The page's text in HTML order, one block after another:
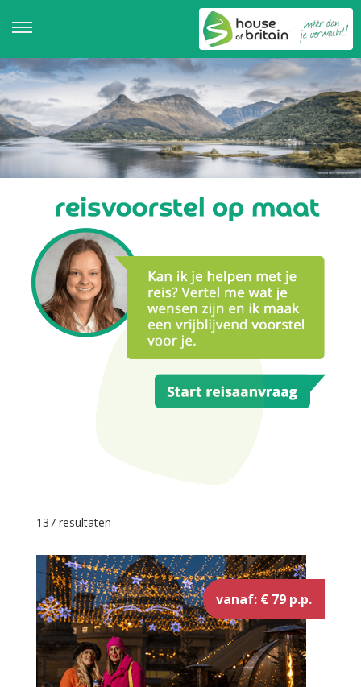
137 resultaten
vanaf: € 79 p.p.